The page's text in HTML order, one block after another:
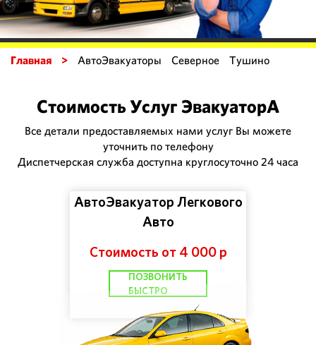
Главная > АвтоЭвакуаторы Северное Тушино
Стоимость Услуг ЭвакуаторА
Все детали предоставляемых нами услуг Вы можете
уточнить по телефону
Диспетчерская служба доступна круглосуточно 24 часа
АвтоЭвакуатор Легкового
Авто
Стоимость от 4 000 р
ПОЗВОНИТЬ
БЫСТРО